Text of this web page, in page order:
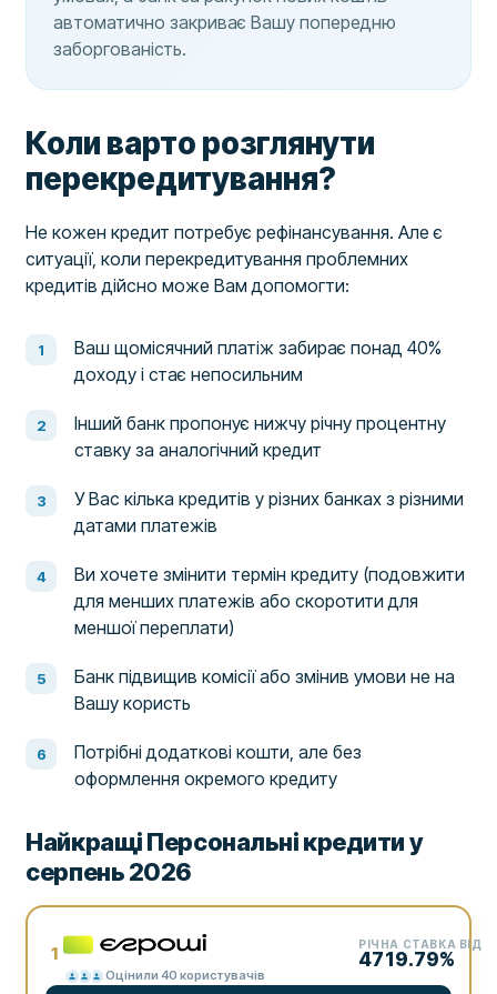
автоматично закриває Вашу попередню
заборгованість.
Коли варто розглянути
перекредитування?
Не кожен кредит потребує рефінансування. Але є
ситуації, коли перекредитування проблемних
кредитів дійсно може Вам допомогти:
Ваш щомісячний платіж забирає понад 40%
доходу і стає непосильним
Інший банк пропонує нижчу річну процентну
ставку за аналогічний кредит
У Вас кілька кредитів у різних банках з різними
датами платежів
Ви хочете змінити термін кредиту (подовжити
для менших платежів або скоротити для
меншої переплати)
Банк підвищив комісії або змінив умови не на
Вашу користь
Потрібні додаткові кошти, але без
оформлення окремого кредиту
Найкращі Персональні кредити у
серпень 2026
1
Оцінили 40 користувачів
РІЧНА СТАВКА ВІД
4719.79%